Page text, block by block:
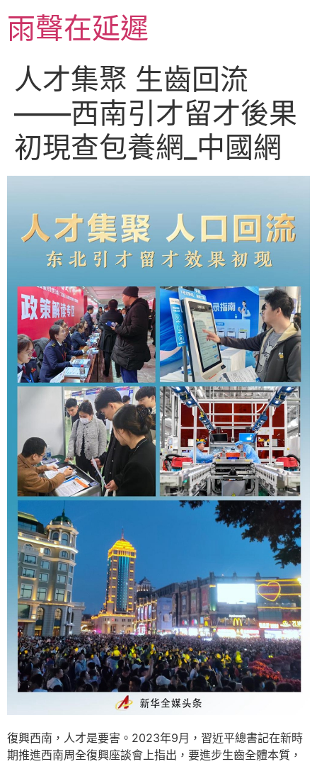
至
主雨聲在延遲
人才集聚 生齒回流
——西南引才留才後果
初現查包養網_中國網
復興西南，人才是要害。2023年9月，習近平總書記在新時
期推進西南周全復興座談會上指出，要進步生齒全體本質，